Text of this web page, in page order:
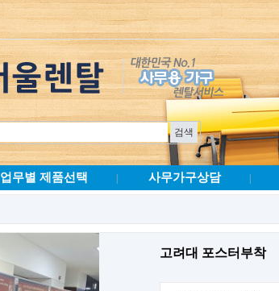
업무별 제품선택 사무가구상담
고려대 포스터부착